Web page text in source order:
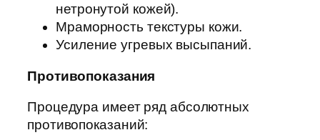
нетронутой кожей).
Мраморность текстуры кожи.
Усиление угревых высыпаний.
Противопоказания
Процедура имеет ряд абсолютных
противопоказаний: